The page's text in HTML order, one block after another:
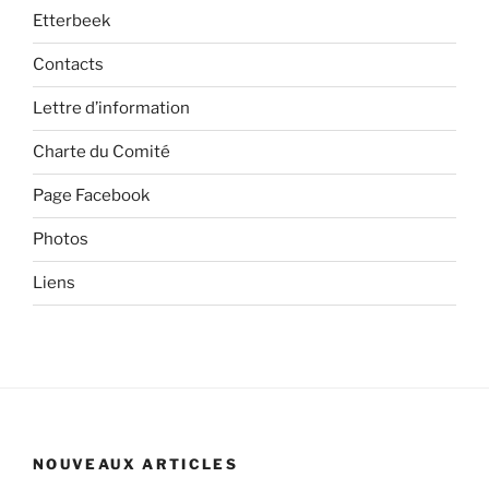
Etterbeek
Contacts
Lettre d’information
Charte du Comité
Page Facebook
Photos
Liens
NOUVEAUX ARTICLES